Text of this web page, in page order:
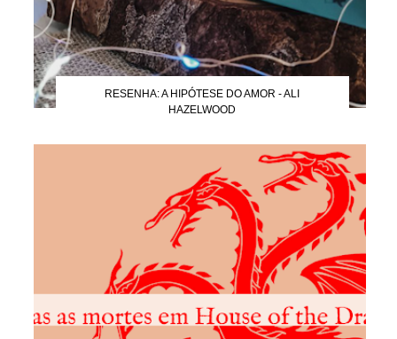
RESENHA: A HIPÓTESE DO AMOR - ALI
HAZELWOOD